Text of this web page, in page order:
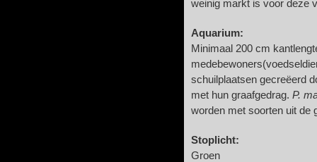
weinig markt is voor deze
Aquarium:
Minimaal 200 cm
schuilplaatsen gecreëerd
met hun graafgedrag. P.
worden met soorten uit de
Stoplicht:
Groen